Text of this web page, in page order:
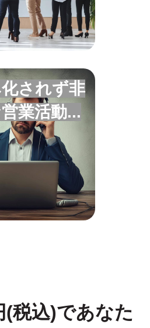
されず非
業活動...
ティングを統合し
業モデルを構築しま
の利用が効果的で
(税込)であなた